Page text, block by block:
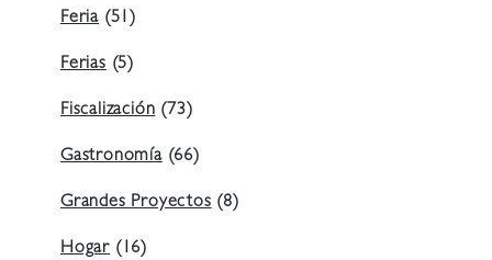
Feria (51)
Ferias(5)
Fiscalización(73)
Gastronomía(66)
Grandes Proyectos(8)
Hogar (16)